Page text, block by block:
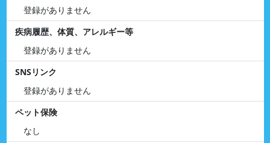
登録がありません
疾病履歴、体質、アレルギー等
登録がありません
SNSリンク
登録がありません
ペット保険
なし